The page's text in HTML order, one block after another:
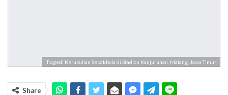
Tragedi Kerusuhan Sepakbola di Stadion Kanjuruhan, Malang, Jawa Timur
Share